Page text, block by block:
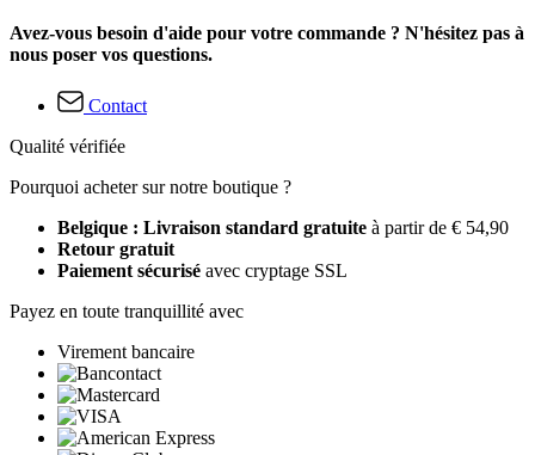
Avez-vous besoin d'aide pour votre commande ? N'hésitez pas à
nous poser vos questions.
Contact
Qualité vérifiée
Pourquoi acheter sur notre boutique ?
Belgique : Livraison standard gratuite à partir de € 54,90
Retour gratuit
Paiement sécurisé avec cryptage SSL
Payez en toute tranquillité avec
Virement bancaire